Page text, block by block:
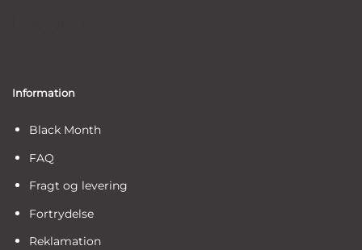
Information
Black Month
FAQ
Fragt og levering
Fortrydelse
Reklamation